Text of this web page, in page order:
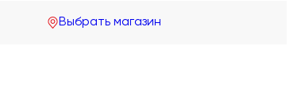
Выбрать магазин